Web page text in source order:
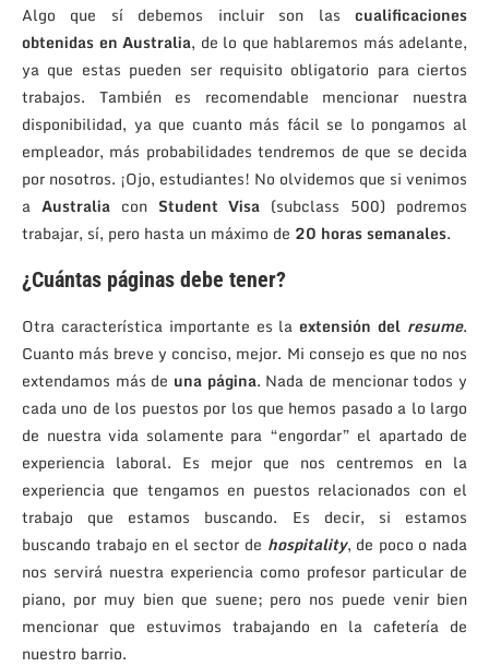
Algo que sí debemos incluir son las cualificaciones
obtenidas en Australia, de lo que hablaremos más adelante,
ya que estas pueden ser requisito obligatorio para ciertos
trabajos. También es recomendable mencionar nuestra
disponibilidad, ya que cuanto más fácil se lo pongamos al
empleador, más probabilidades tendremos de que se decida
por nosotros. ¡Ojo, estudiantes! No olvidemos que si venimos
a Australiacon Student Visa (subclass 500) podremos
trabajar, sí, pero hasta un máximo de 20 horas semanales.
¿Cuántas páginas debe tener?
Otra característica importante es laextensión del resume.
Cuanto más breve y conciso, mejor. Mi consejo es que no nos
extendamos más de una página. Nada de mencionar todos y
cada uno de los puestos por los que hemos pasado a lo largo
de nuestra vida solamente para “engordar” el apartado de
experiencia laboral. Es mejor que nos centremos en la
experiencia que tengamos en puestos relacionados con el
trabajo que estamos buscando. Es decir, si estamos
buscando trabajo en el sector de hospitality, de poco o nada
nos servirá nuestra experiencia como profesor particular de
piano, por muy bien que suene; pero nos puede venir bien
mencionar que estuvimos trabajando en la cafetería de
nuestro barrio.